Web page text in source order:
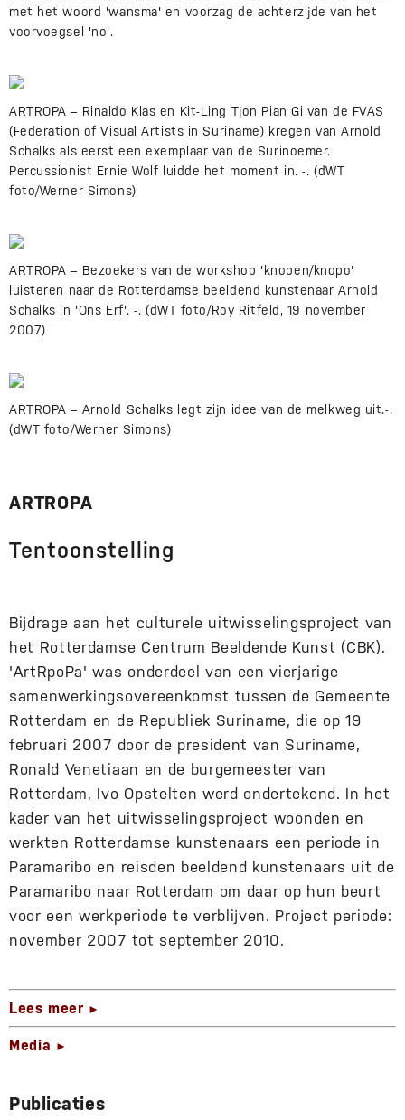
met het woord 'wansma' en voorzag de achterzijde van het
voorvoegsel 'no'.
ARTROPA – Rinaldo Klas en Kit-Ling Tjon Pian Gi van de FVAS
(Federation of Visual Artists in Suriname) kregen van Arnold
Schalks als eerst een exemplaar van de Surinoemer.
Percussionist Ernie Wolf luidde het moment in. -. (dWT
foto/Werner Simons)
ARTROPA – Bezoekers van de workshop 'knopen/knopo'
luisteren naar de Rotterdamse beeldend kunstenaar Arnold
Schalks in 'Ons Erf'. -. (dWT foto/Roy Ritfeld, 19 november
2007)
ARTROPA – Arnold Schalks legt zijn idee van de melkweg uit.-.
(dWT foto/Werner Simons)
ARTROPA
Tentoonstelling
Bijdrage aan het culturele uitwisselingsproject van
het Rotterdamse Centrum Beeldende Kunst (CBK).
'ArtRpoPa' was onderdeel van een vierjarige
samenwerkingsovereenkomst tussen de Gemeente
Rotterdam en de Republiek Suriname, die op 19
februari 2007 door de president van Suriname,
Ronald Venetiaan en de burgemeester van
Rotterdam, Ivo Opstelten werd ondertekend. In het
kader van het uitwisselingsproject woonden en
werkten Rotterdamse kunstenaars een periode in
Paramaribo en reisden beeldend kunstenaars uit de
Paramaribo naar Rotterdam om daar op hun beurt
voor een werkperiode te verblijven. Project periode:
november 2007 tot september 2010.
Lees meer ►
Media ►
Publicaties